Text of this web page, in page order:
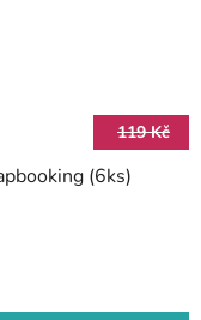
119 Kč
(6ks)